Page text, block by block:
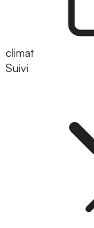
climat
Suivi